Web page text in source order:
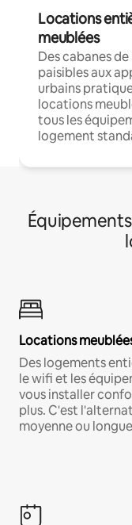
Locations
meublées
Des cabanes
paisibles aux
urbains
locations
tous les
logement
Locations
Des logements
le wifi et les
vous installer
plus. C'est
moyenne ou